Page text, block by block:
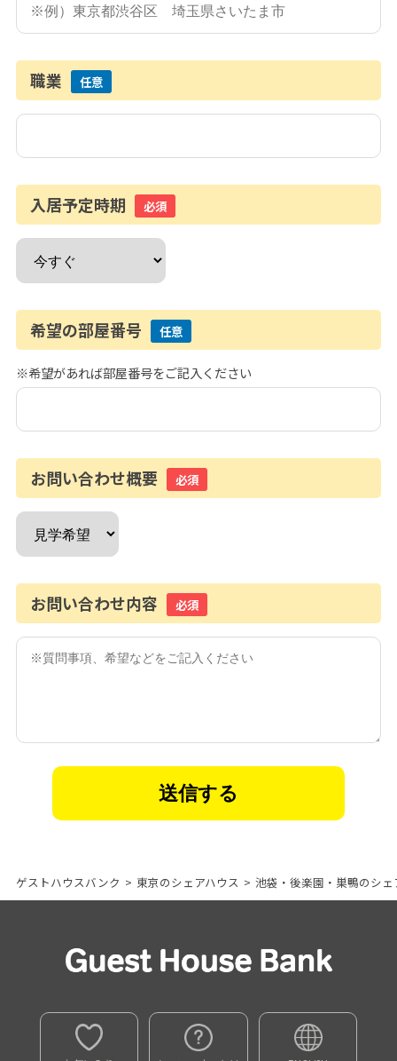
職業 任意
入居予定時期 必須
希望の部屋番号 任意
※希望があれば部屋番号をご記入ください
お問い合わせ概要 必須
お問い合わせ内容 必須
ゲストハウスバンク > 東京のシェアハウス > 池袋・後楽園・巣鴨のシェ